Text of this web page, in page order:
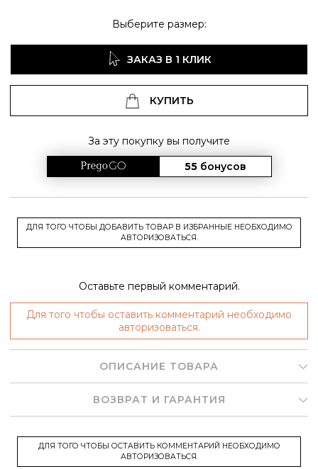
Выберите размер:
ЗАКАЗ В 1 КЛИК
КУПИТЬ
За эту покупку вы получите
55 бонусов
ДЛЯ ТОГО ЧТОБЫ ДОБАВИТЬ ТОВАР В ИЗБРАННЫЕ НЕОБХОДИМО
АВТОРИЗОВАТЬСЯ.
Оставьте первый комментарий.
Для того чтобы оставить комментарий необходимо
авторизоваться.
ОПИСАНИЕ ТОВАРА
ВОЗВРАТ И ГАРАНТИЯ
ДЛЯ ТОГО ЧТОБЫ ОСТАВИТЬ КОММЕНТАРИЙ НЕОБХОДИМО
АВТОРИЗОВАТЬСЯ.